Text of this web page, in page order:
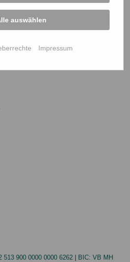
513 900 0000 0000 6262 | BIC: VB MH
auswählen
Impressum